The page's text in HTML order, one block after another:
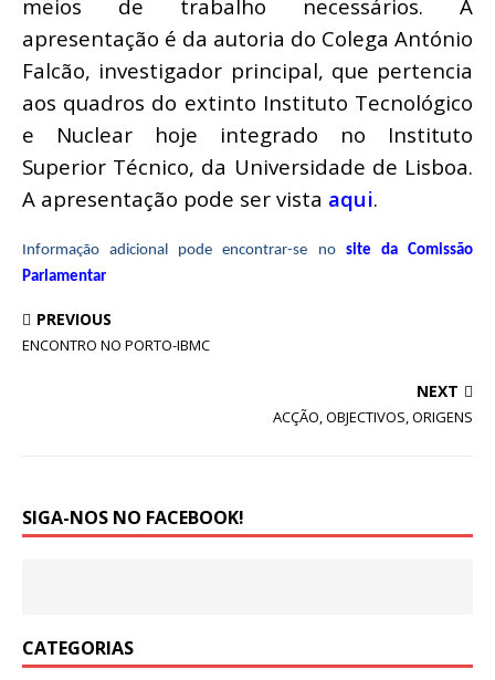
meios de trabalho necessários. A
apresentação é da autoria do Colega António
Falcão, investigador principal, que pertencia
aos quadros do extinto Instituto Tecnológico
e Nuclear hoje integrado no Instituto
Superior Técnico, da Universidade de Lisboa.
A apresentação pode ser vista aqui.
Informação adicional pode encontrar-se no site da Comissão
Parlamentar
PREVIOUS
ENCONTRO NO PORTO-IBMC
NEXT
ACÇÃO, OBJECTIVOS, ORIGENS
SIGA-NOS NO FACEBOOK!
CATEGORIAS